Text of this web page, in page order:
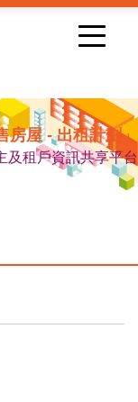
房屋 - 出租計劃」
及租戶資訊共享平台